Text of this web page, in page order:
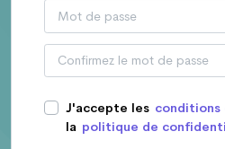
J'accepte les
la politique de